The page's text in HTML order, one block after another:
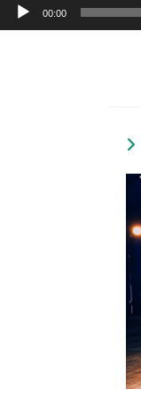
Lecteur
audio
00:00